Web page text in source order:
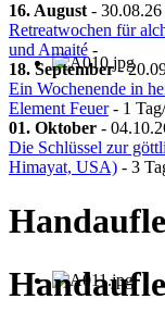
16. August - 30.08.26
Retreatwochen für
und Amaité -
18. September-
Ein Wochenende in
Element Feuer- 1
01. Oktober -
Die Schlüssel zur
Himayat, USA) - 3